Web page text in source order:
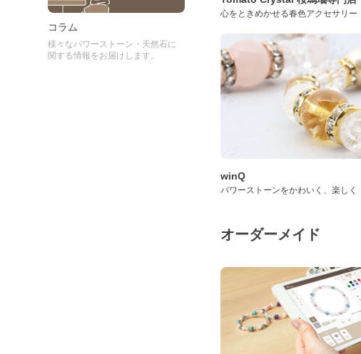
コラム
様々なパワーストーン・天然石に
関する情報をお届けします。
心をときめかせる春色アクセサリー
winQ
パワーストーンをかわいく、楽しく
オーダーメイド